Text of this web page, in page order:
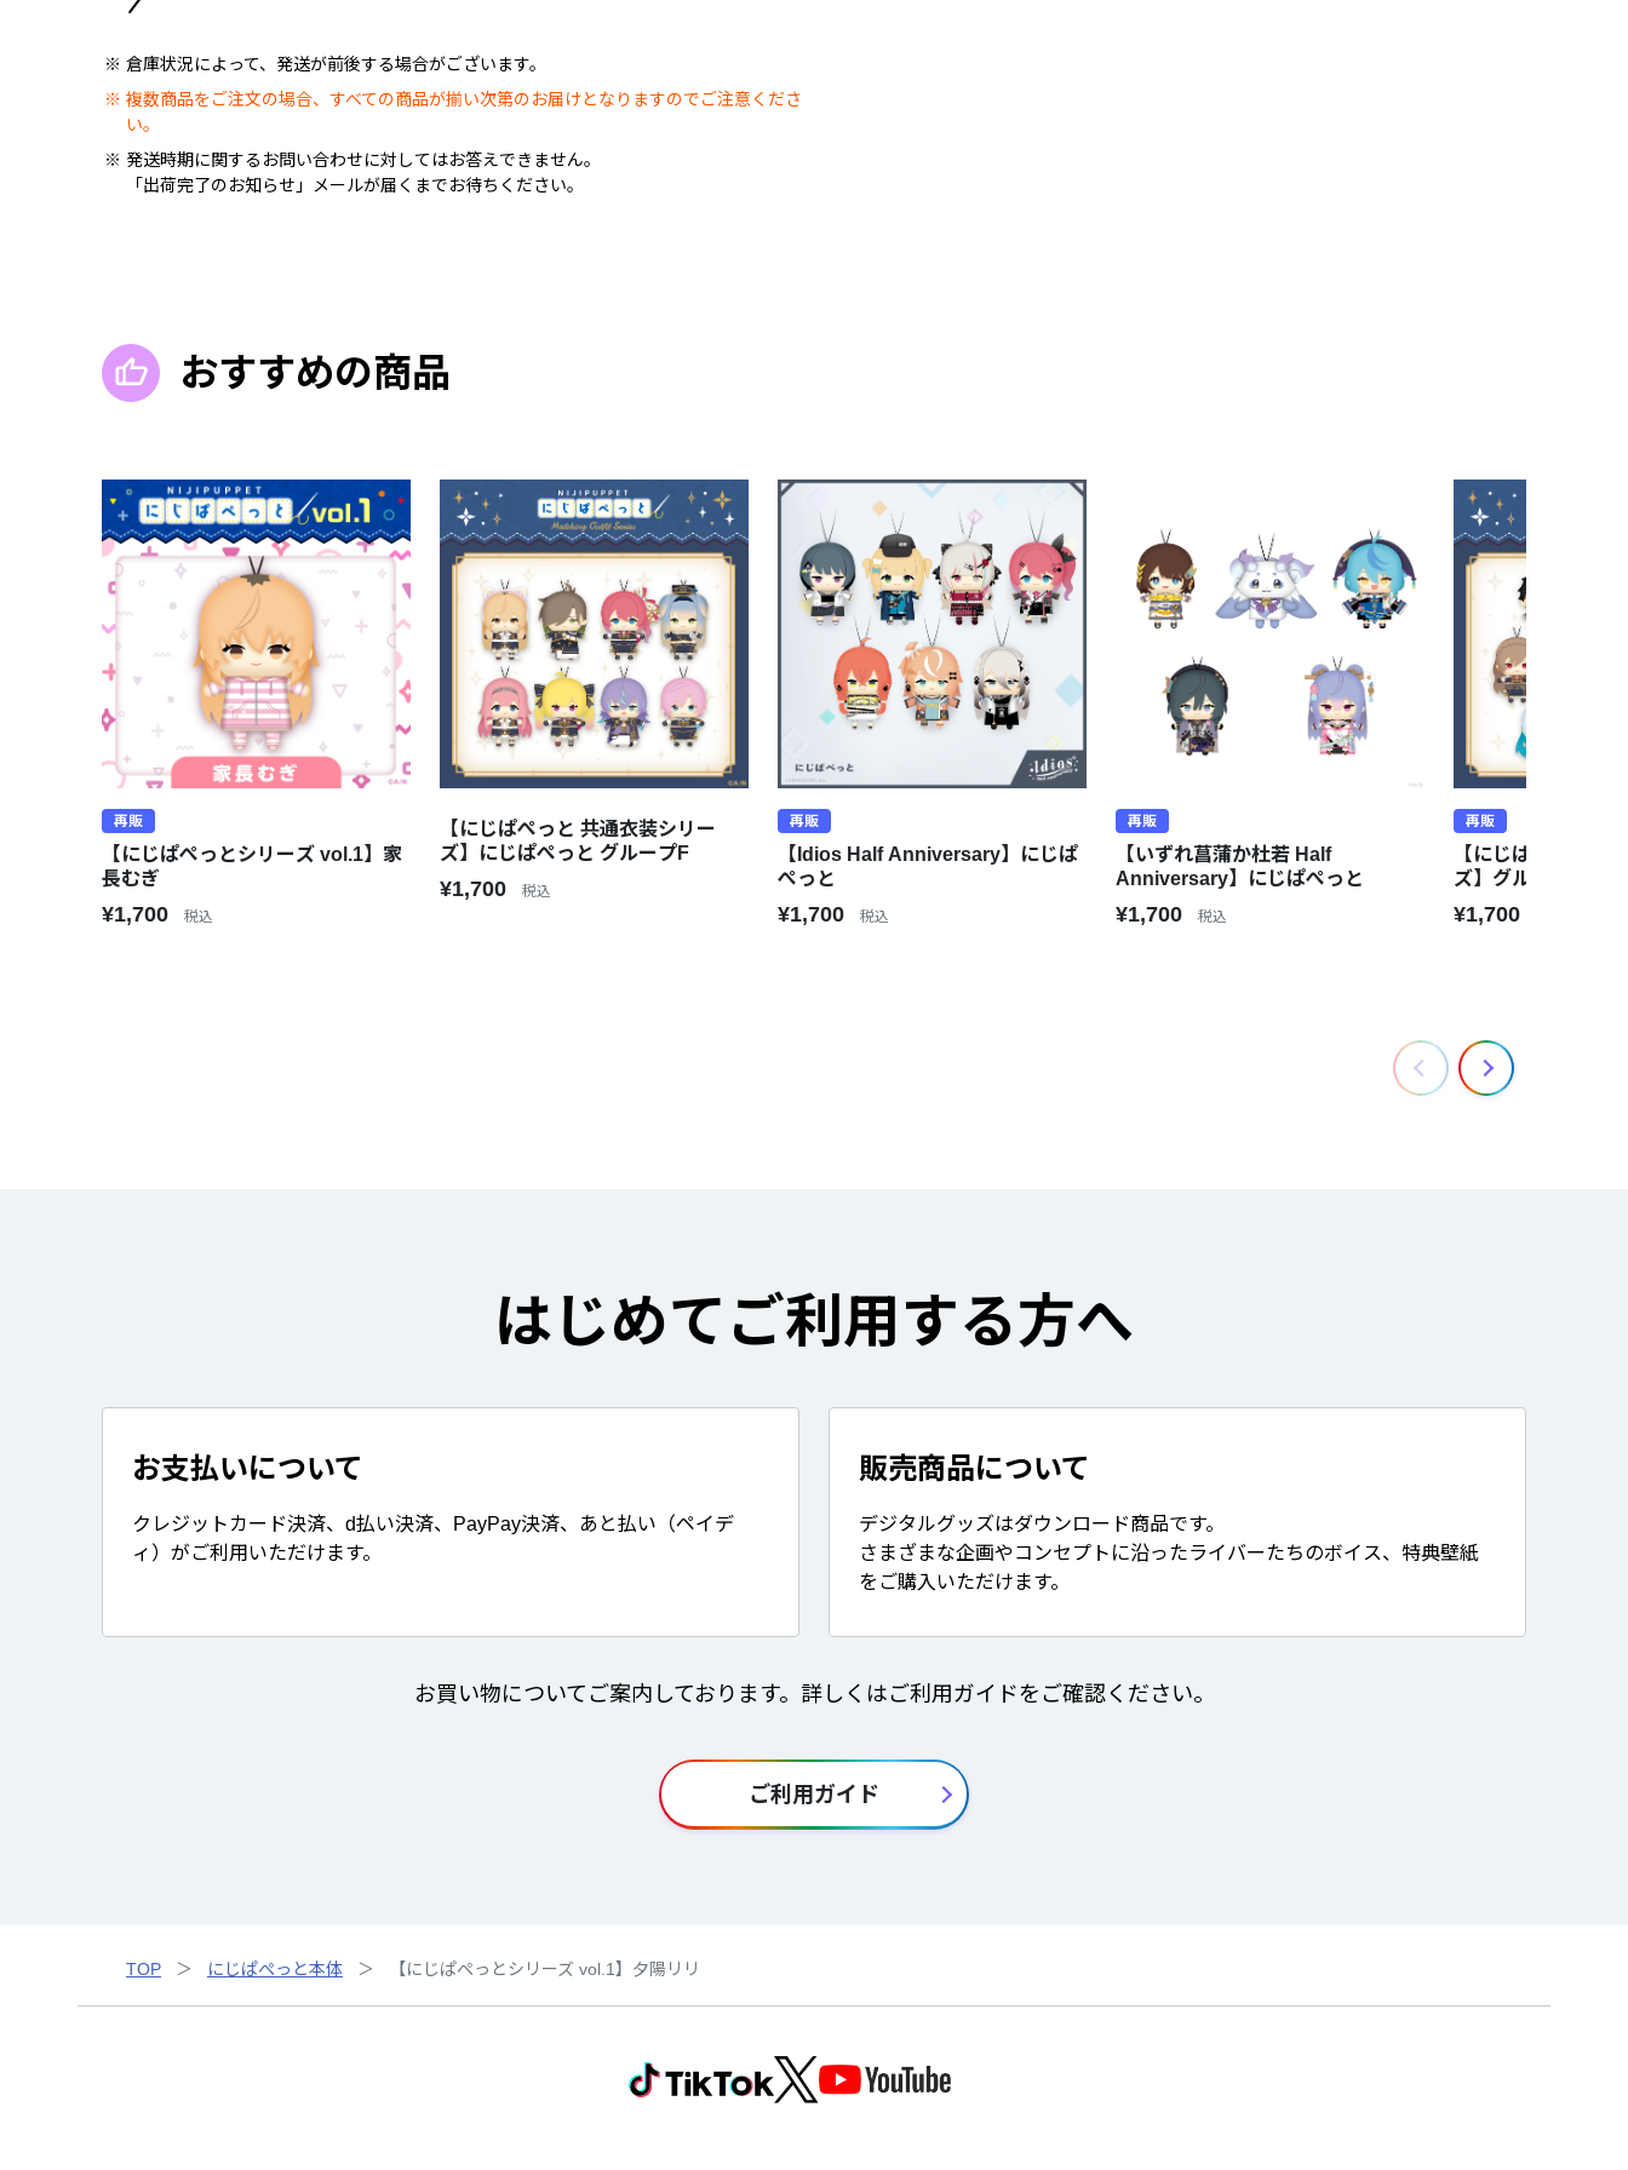
倉庫状況によって、発送が前後する場合がございます。
複数商品をご注文の場合、すべての商品が揃い次第のお届けとなりますのでご注意くださ
い。
発送時期に関するお問い合わせに対してはお答えできません。
「出荷完了のお知らせ」メールが届くまでお待ちください。
おすすめの商品
再販
【にじぱぺっとシリーズ vol.1】家
長むぎ
¥1,700 税込
【にじぱぺっと 共通衣装シリー
ズ】にじぱぺっと グループF
¥1,700 税込
再販
【Idios Half Anniversary】にじぱ
ぺっと
¥1,700 税込
再販
【いずれ菖蒲か杜若 Half
Anniversary】にじぱぺっと
¥1,700 税込
再販
【にじぱぺっと共
ズ】グループC
¥1,700
はじめてご利用する方へ
お支払いについて
クレジットカード決済、d払い決済、PayPay決済、あと払い（ペイデ
ィ）がご利用いただけます。
販売商品について
デジタルグッズはダウンロード商品です。
さまざまな企画やコンセプトに沿ったライバーたちのボイス、特典壁紙
をご購入いただけます。
お買い物についてご案内しております。詳しくはご利用ガイドをご確認ください。
ご利用ガイド
TOP にじぱぺっと本体 【にじぱぺっとシリーズ vol.1】夕陽リリ